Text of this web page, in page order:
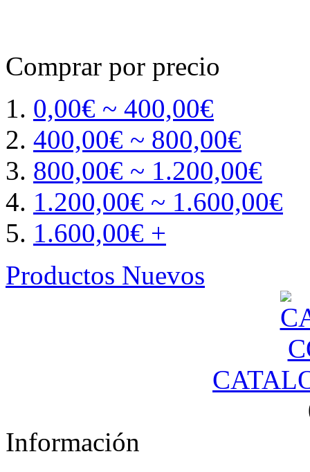
Comprar por precio
0,00€ ~ 400,00€
400,00€ ~ 800,00€
800,00€ ~ 1.200,00€
1.200,00€ ~ 1.600,00€
1.600,00€ +
Productos Nuevos
Información